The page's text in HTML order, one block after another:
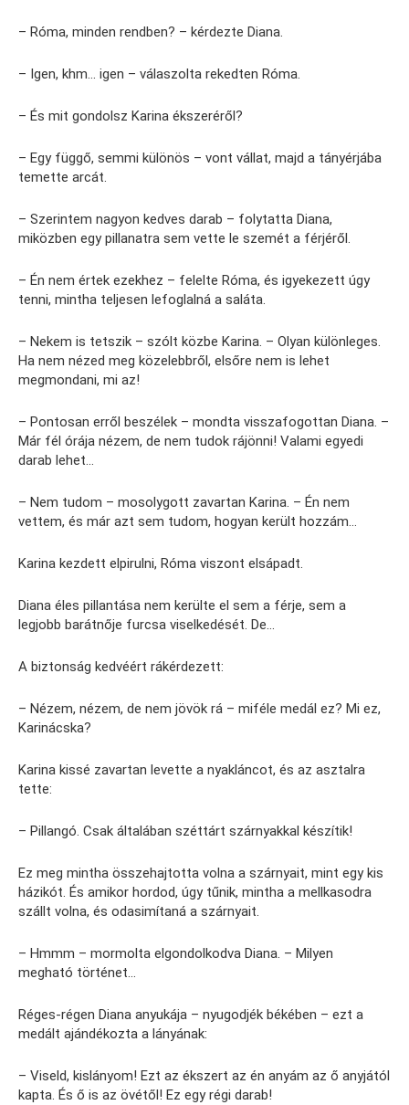
– Róma, minden rendben? – kérdezte Diana.
– Igen, khm… igen – válaszolta rekedten Róma.
– És mit gondolsz Karina ékszeréről?
– Egy függő, semmi különös – vont vállat, majd a tányérjába
temette arcát.
– Szerintem nagyon kedves darab – folytatta Diana,
miközben egy pillanatra sem vette le szemét a férjéről.
– Én nem értek ezekhez – felelte Róma, és igyekezett úgy
tenni, mintha teljesen lefoglalná a saláta.
– Nekem is tetszik – szólt közbe Karina. – Olyan különleges.
Ha nem nézed meg közelebbről, elsőre nem is lehet
megmondani, mi az!
– Pontosan erről beszélek – mondta visszafogottan Diana. –
Már fél órája nézem, de nem tudok rájönni! Valami egyedi
darab lehet…
– Nem tudom – mosolygott zavartan Karina. – Én nem
vettem, és már azt sem tudom, hogyan került hozzám…
Karina kezdett elpirulni, Róma viszont elsápadt.
Diana éles pillantása nem kerülte el sem a férje, sem a
legjobb barátnője furcsa viselkedését. De…
A biztonság kedvéért rákérdezett:
– Nézem, nézem, de nem jövök rá – miféle medál ez? Mi ez,
Karinácska?
Karina kissé zavartan levette a nyakláncot, és az asztalra
tette:
– Pillangó. Csak általában széttárt szárnyakkal készítik!
Ez meg mintha összehajtotta volna a szárnyait, mint egy kis
házikót. És amikor hordod, úgy tűnik, mintha a mellkasodra
szállt volna, és odasimítaná a szárnyait.
– Hmmm – mormolta elgondolkodva Diana. – Milyen
megható történet…
Réges-régen Diana anyukája – nyugodjék békében – ezt a
medált ajándékozta a lányának:
– Viseld, kislányom! Ezt az ékszert az én anyám az ő anyjától
kapta. És ő is az övétől! Ez egy régi darab!